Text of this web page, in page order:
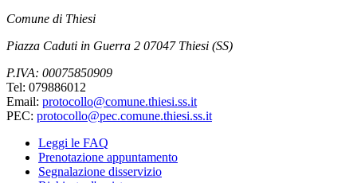
Comune di Thiesi
Piazza Caduti in Guerra 2 07047 Thiesi (SS)
P.IVA: 00075850909
Tel: 079886012
Email: protocollo@comune.thiesi.ss.it
PEC: protocollo@pec.comune.thiesi.ss.it
Leggi le FAQ
Prenotazione appuntamento
Segnalazione disservizio